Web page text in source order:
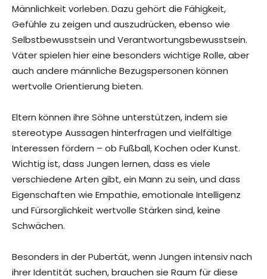
Männlichkeit vorleben. Dazu gehört die Fähigkeit,
Gefühle zu zeigen und auszudrücken, ebenso wie
Selbstbewusstsein und Verantwortungsbewusstsein.
Väter spielen hier eine besonders wichtige Rolle, aber
auch andere männliche Bezugspersonen können
wertvolle Orientierung bieten.
Eltern können ihre Söhne unterstützen, indem sie
stereotype Aussagen hinterfragen und vielfältige
Interessen fördern – ob Fußball, Kochen oder Kunst.
Wichtig ist, dass Jungen lernen, dass es viele
verschiedene Arten gibt, ein Mann zu sein, und dass
Eigenschaften wie Empathie, emotionale Intelligenz
und Fürsorglichkeit wertvolle Stärken sind, keine
Schwächen.
Besonders in der Pubertät, wenn Jungen intensiv nach
ihrer Identität suchen, brauchen sie Raum für diese